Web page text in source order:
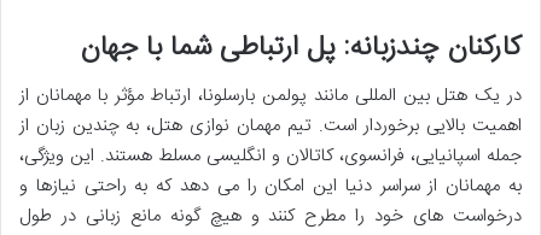
کارکنان چندزبانه: پل ارتباطی شما با جهان
در یک هتل بین المللی مانند پولمن بارسلونا، ارتباط مؤثر با مهمانان از
اهمیت بالایی برخوردار است. تیم مهمان نوازی هتل، به چندین زبان از
جمله اسپانیایی، فرانسوی، کاتالان و انگلیسی مسلط هستند. این ویژگی،
به مهمانان از سراسر دنیا این امکان را می دهد که به راحتی نیازها و
درخواست های خود را مطرح کنند و هیچ گونه مانع زبانی در طول